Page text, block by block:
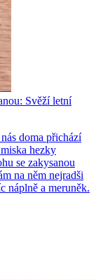
Svěží letní
doma přichází
hezky
se zakysanou
na něm nejradši
náplně a meruněk.